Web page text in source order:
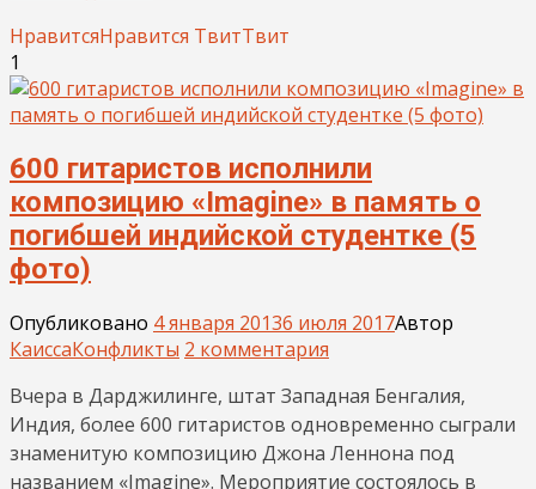
НравитсяНравится ТвитТвит
1
600 гитаристов исполнили
композицию «Imagine» в память о
погибшей индийской студентке (5
фото)
Опубликовано 4 января 20136 июля 2017Автор
КаиссаКонфликты 2 комментария
Вчера в Дарджилинге, штат Западная Бенгалия,
Индия, более 600 гитаристов одновременно сыграли
знаменитую композицию Джона Леннона под
названием «Imagine». Мероприятие состоялось в